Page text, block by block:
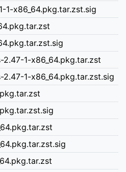
1-x86_64.pkg.tar.zst.sig
1-x86_64.pkg.tar.zst
1-x86_64.pkg.tar.zst.sig